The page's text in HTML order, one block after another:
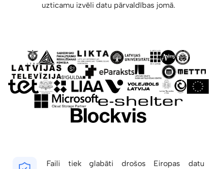
uzticamu izvēli datu pārvaldības jomā.
Faili tiek glabāti drošos Eiropas datu